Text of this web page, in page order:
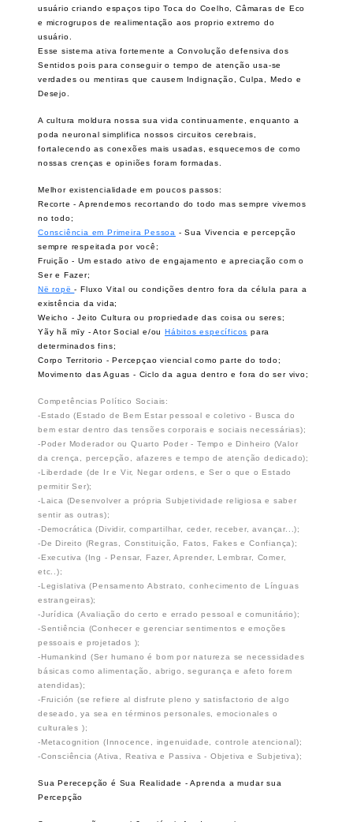
usuário criando espaços tipo Toca do Coelho, Câmaras de Eco
e microgrupos de realimentação aos proprio extremo do
usuário.
Esse sistema ativa fortemente a Convolução defensiva dos
Sentidos pois para conseguir o tempo de atenção usa-se
verdades ou mentiras que causem Indignação, Culpa, Medo e
Desejo.
A cultura moldura nossa sua vida continuamente, enquanto a
poda neuronal simplifica nossos circuitos cerebrais,
fortalecendo as conexões mais usadas, esquecemos de como
nossas crenças e opiniões foram formadas.
Melhor existencialidade em poucos passos:
Recorte - Aprendemos recortando do todo mas sempre vivemos
no todo;
Consciência em Primeira Pessoa - Sua Vivencia e percepção
sempre respeitada por você;
Fruição - Um estado ativo de engajamento e apreciação com o
Ser e Fazer;
Në ropë- Fluxo Vital ou condições dentro fora da célula para a
existência da vida;
Weicho - Jeito Cultura ou propriedade das coisa ou seres;
Yãy hã mīy - Ator Social e/ouHábitos específicos para
determinados fins;
Corpo Territorio - Percepçao viencial como parte do todo;
Movimento das Aguas - Ciclo da agua dentro e fora do ser vivo;
Competências Político Sociais:
-Estado (Estado de Bem Estar pessoal e coletivo - Busca do
bem estar dentro das tensões corporais e sociais necessárias);
-Poder Moderador ou Quarto Poder - Tempo e Dinheiro (Valor
da crença, percepção, afazeres e tempo de atenção dedicado);
-Liberdade (de Ir e Vir, Negar ordens, e Ser o que o Estado
permitir Ser);
-Laica (Desenvolver a própria Subjetividade religiosa e saber
sentir as outras);
-Democrática (Dividir, compartilhar, ceder, receber, avançar...);
-De Direito (Regras, Constituição, Fatos, Fakes e Confiança);
-Executiva (Ing - Pensar, Fazer, Aprender, Lembrar, Comer,
etc..);
-Legislativa (Pensamento Abstrato, conhecimento de Línguas
estrangeiras);
-Jurídica (Avaliação do certo e errado pessoal e comunitário);
-Sentiência (Conhecer e gerenciar sentimentos e emoções
pessoais e projetados );
-Humankind (Ser humano é bom por natureza se necessidades
básicas como alimentação, abrigo, segurança e afeto forem
atendidas);
-Fruición (se refiere al disfrute pleno y satisfactorio de algo
deseado, ya sea en términos personales, emocionales o
culturales );
-Metacognition (Innocence, ingenuidade, controle atencional);
-Consciência (Ativa, Reativa e Passiva - Objetiva e Subjetiva);
Sua Perecepção é Sua Realidade - Aprenda a mudar sua
Percepção